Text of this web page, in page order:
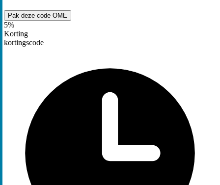
Pak deze code OME
5%
Korting
kortingscode